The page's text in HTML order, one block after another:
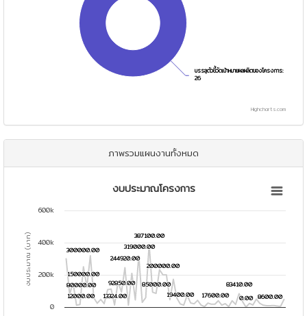
บรรลุตัวชี้วัดเป้าหมายผลผลิตของโครงการ:
26
บรรลุตัวชี้วัดเป้าหมายผลผลิตของโครงการ:
26
Highcharts.com
ภาพรวมแผนงานทั้งหมด
งบประมาณโครงการ
Line chart with 64 data points.
The chart has 1 X axis displaying categories.
The chart has 1 Y axis displaying งบประมาณ (บาท). Data ranges
งบประมาณ (บาท)
งบประมาณโครงการ
300000.00
300000.00
80000.00
80000.00
150000.00
150000.00
12000.00
12000.00 13324.00
13324.00
92850.00
92850.00
244920.00
244920.00
319000.00
319000.00
387100.00
387100.00
85000.00
85000.00
200000.00
200000.00
19400.00
19400.00 17600.00
17600.00
83410.00
83410.00
0.00
0.00 8600.00
8600.00
0
200k
400k
600k